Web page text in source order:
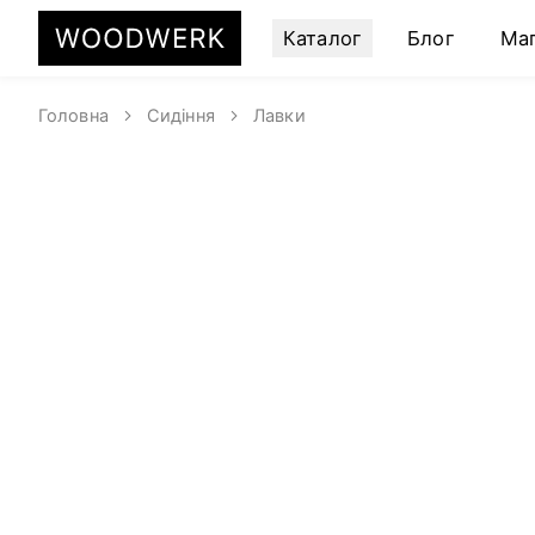
Каталог Блог
Головна Сидіння Лавки